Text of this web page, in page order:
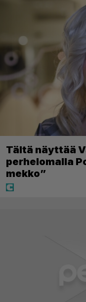
Tältä näyttää
perhelomalla
mekko”